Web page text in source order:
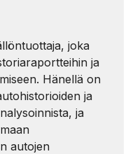
joka
ja
Hänellä on
ja
ja
autojen